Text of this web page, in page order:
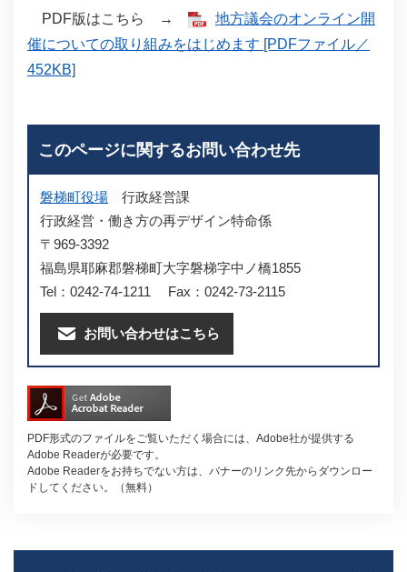
PDF版はこちら →
地方議会のオンライン開
催についての取り組みをはじめます [PDFファイル／
452KB]
このページに関するお問い合わせ先
磐梯町役場
行政経営課
行政経営・働き方の再デザイン特命係
〒969-3392
福島県耶麻郡磐梯町大字磐梯字中ノ橋1855
Tel：0242-74-1211
Fax：0242-73-2115
お問い合わせはこちら
PDF形式のファイルをご覧いただく場合には、Adobe社が提供する
Adobe Readerが必要です。
Adobe Readerをお持ちでない方は、バナーのリンク先からダウンロー
ドしてください。（無料）